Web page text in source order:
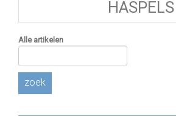
HASPELS
Alle artikelen
zoek